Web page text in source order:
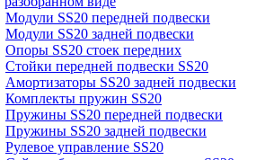
Модули SS20 передней подвески
Модули SS20 задней подвески
Опоры SS20 стоек передних
Стойки передней подвески SS20
Амортизаторы SS20 задней подвески
Комплекты пружин SS20
Пружины SS20 передней подвески
Пружины SS20 задней подвески
Рулевое управление SS20